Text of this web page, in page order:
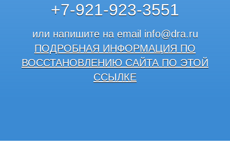
+7-921-923-3551
или напишите на email info@dra.ru
ПОДРОБНАЯ ИНФОРМАЦИЯ ПО
ВОССТАНОВЛЕНИЮ САЙТА ПО ЭТОЙ
ССЫЛКЕ